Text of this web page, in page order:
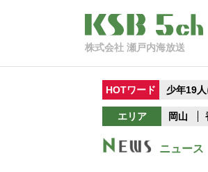
株式会社 瀬戸内海放送
HOTワード 少年19
エリア 岡山
ニュース